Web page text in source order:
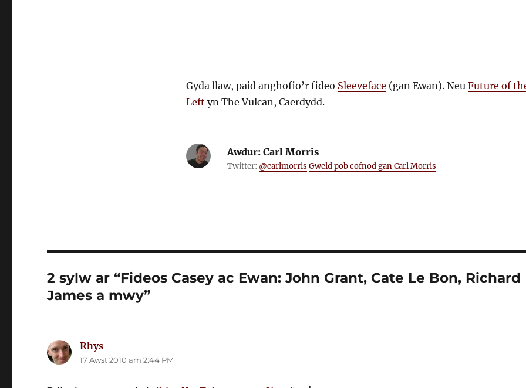
Gyda llaw, paid anghofio’r fideo Sleeveface (gan Ewan). Neu Future of
Left yn The Vulcan, Caerdydd.
Awdur:Carl Morris
Twitter: @carlmorris Gweld pob cofnod gan Carl Morris
2 sylw ar “Fideos Casey ac Ewan: John Grant, Cate Le Bon, Richard
James a mwy”
Rhys
dweud:
17 Awst 2010 am 2:44 PM